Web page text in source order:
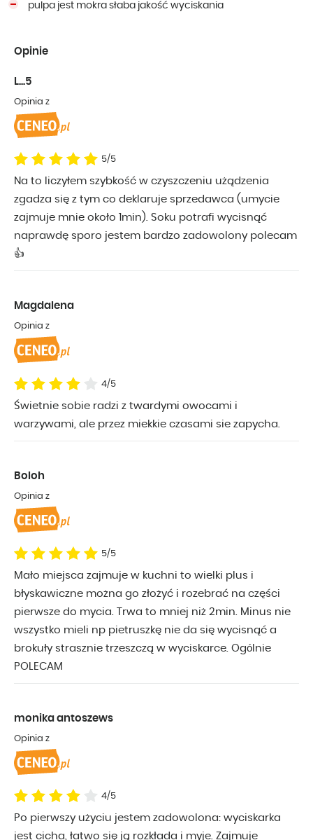
pulpa jest mokra słaba jakość wyciskania
Opinie
5/5
Na to liczyłem szybkość w czyszczeniu użądzenia
zgadza się z tym co deklaruje sprzedawca (umycie
zajmuje mnie około 1min). Soku potrafi wycisnąć
naprawdę sporo jestem bardzo zadowolony polecam
👍
L...5
Opinia z
4/5
Świetnie sobie radzi z twardymi owocami i
warzywami, ale przez miekkie czasami sie zapycha.
Magdalena
Opinia z
5/5
Mało miejsca zajmuje w kuchni to wielki plus i
błyskawiczne można go złożyć i rozebrać na części
pierwsze do mycia. Trwa to mniej niż 2min. Minus nie
wszystko mieli np pietruszkę nie da się wycisnąć a
brokuły strasznie trzeszczą w wyciskarce. Ogólnie
POLECAM
Boloh
Opinia z
4/5
Po pierwszy użyciu jestem zadowolona: wyciskarka
jest cicha, łatwo się ją rozkłada i myje. Zajmuje
monika antoszews
Opinia z